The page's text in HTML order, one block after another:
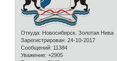
Откуда: Новосибирск. Золотая Нива
Зарегистрирован: 24-10-2017
Сообщений: 11384
Уважение: +2905